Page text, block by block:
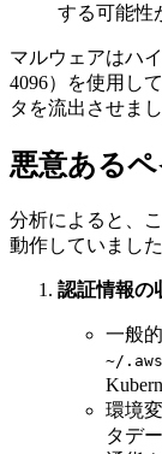
する可能性
マルウェアはハ
4096）を使用し
タを流出させまし
悪意ある
分析によると、
動作していました
認証情報の
一般
~/
環境
タデ